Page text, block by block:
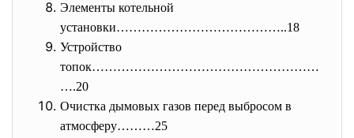
Элементы котельной
установки…………………………………..18
Устройство
топок………………………………………………
….20
Очистка дымовых газов перед выбросом в
атмосферу………25